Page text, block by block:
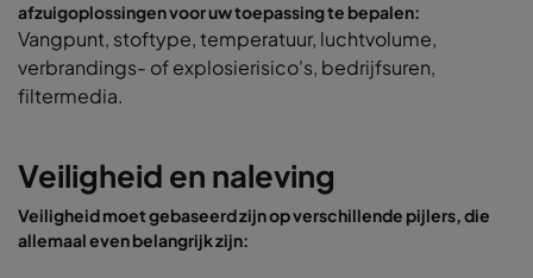
afzuigoplossingen voor uw toepassing te bepalen:
Vangpunt, stoftype, temperatuur, luchtvolume,
verbrandings- of explosierisico's, bedrijfsuren,
filtermedia.
Veiligheid en naleving
Veiligheid moet gebaseerd zijn op verschillende pijlers, die
allemaal even belangrijk zijn: